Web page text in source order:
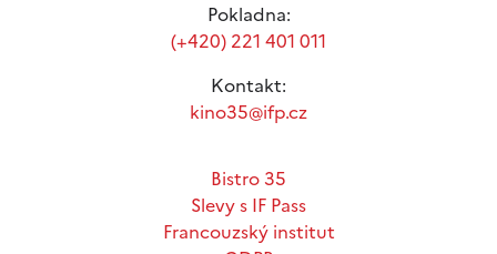
Pokladna:
(+420) 221 401 011
Kontakt:
kino35@ifp.cz
Bistro 35
Slevy s IF Pass
Francouzský institut